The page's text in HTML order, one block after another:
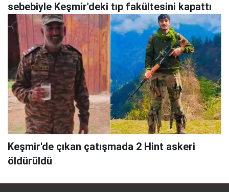
sebebiyle Keşmir'deki tıp fakültesini kapattı
Keşmir'de çıkan çatışmada 2 Hint askeri
öldürüldü